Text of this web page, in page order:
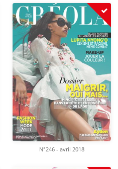
N°246 - avril 2018